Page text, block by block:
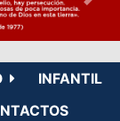
INFANTIL